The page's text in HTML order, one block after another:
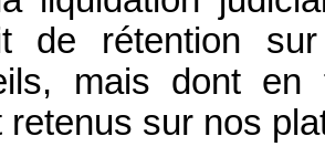
de rétention
mais dont en
retenus sur nos